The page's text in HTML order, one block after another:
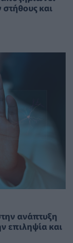
και
ανάπτυξη
επιληψία και